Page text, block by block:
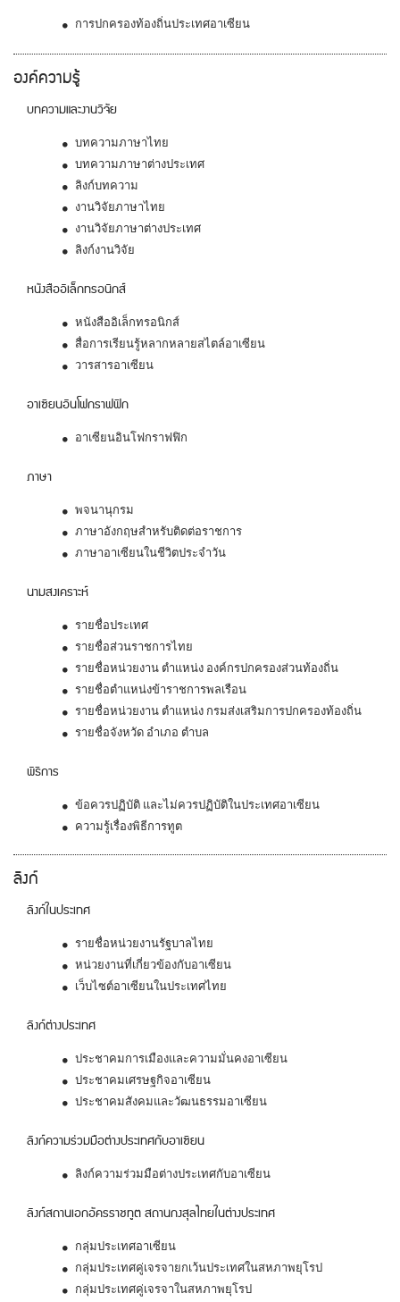
การปกครองท้องถิ่นประเทศอาเซียน
องค์ความรู้
บทความและงานวิจัย
บทความภาษาไทย
บทความภาษาต่างประเทศ
ลิงก์บทความ
งานวิจัยภาษาไทย
งานวิจัยภาษาต่างประเทศ
ลิงก์งานวิจัย
หนังสืออิเล็กทรอนิกส์
หนังสืออิเล็กทรอนิกส์
สื่อการเรียนรู้หลากหลายสไตล์อาเซียน
วารสารอาเซียน
อาเซียนอินโฟกราฟฟิก
อาเซียนอินโฟกราฟฟิก
ภาษา
พจนานุกรม
ภาษาอังกฤษสำหรับติดต่อราชการ
ภาษาอาเซียนในชีวิตประจำวัน
นามสงเคราะห์
รายชื่อประเทศ
รายชื่อส่วนราชการไทย
รายชื่อหน่วยงาน ตำแหน่ง องค์กรปกครองส่วนท้องถิ่น
รายชื่อตำแหน่งข้าราชการพลเรือน
รายชื่อหน่วยงาน ตำแหน่ง กรมส่งเสริมการปกครองท้องถิ่น
รายชื่อจังหวัด อำเภอ ตำบล
พิธีการ
ข้อควรปฏิบัติ และไม่ควรปฏิบัติในประเทศอาเซียน
ความรู้เรื่องพิธีการทูต
ลิงก์
ลิงก์ในประเทศ
รายชื่อหน่วยงานรัฐบาลไทย
หน่วยงานที่เกี่ยวข้องกับอาเซียน
เว็บไซต์อาเซียนในประเทศไทย
ลิงก์ต่างประเทศ
ประชาคมการเมืองและความมั่นคงอาเซียน
ประชาคมเศรษฐกิจอาเซียน
ประชาคมสังคมและวัฒนธรรมอาเซียน
ลิงก์ความร่วมมือต่างประเทศกับอาเซียน
ลิงก์ความร่วมมือต่างประเทศกับอาเซียน
ลิงก์สถานเอกอัครราชทูต สถานกงสุลไทยในต่างประเทศ
กลุ่มประเทศอาเซียน
กลุ่มประเทศคู่เจรจายกเว้นประเทศในสหภาพยุโรป
กลุ่มประเทศคู่เจรจาในสหภาพยุโรป